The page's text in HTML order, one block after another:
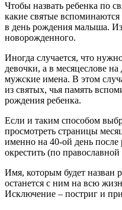
Чтобы назвать ребенка по
какие святые
в день рождения малыша.
новорожденного.
Иногда случается, что
девочки, а в месяцеслове
мужские имена. В этом
из святых, чья память
рождения ребенка.
Если и таким способом
просмотреть страницы
именно на 40-ой день
окрестить (по
Имя, которым будет назван
останется с ним на всю
Исключение – постриг и